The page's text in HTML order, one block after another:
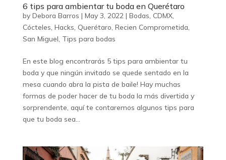
6 tips para ambientar tu boda en Querétaro
by Debora Barros | May 3, 2022 | Bodas CDMX,
Cócteles Hacks Querétaro Recien Comprometida
San Miguel Tips para bodas
En este blog encontrarás 5 tips para ambientar tu
boda y que ningún invitado se quede sentado en la
mesa cuando abra la pista de baile! Hay muchas
formas de poder hacer de tu boda la más divertida y
sorprendente, aquí te contaremos algunos tips para
que tu boda sea...